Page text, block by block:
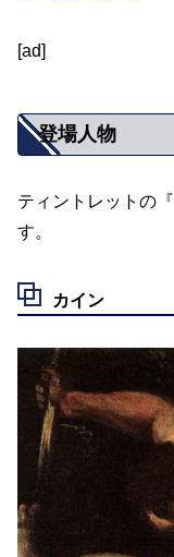
[ad]
登場人物
ティントレットの『
す。
カイン